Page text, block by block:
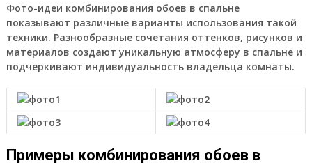
Фото-идеи комбинирования обоев в спальне
показывают различные варианты использования такой
техники. Разнообразные сочетания оттенков, рисунков и
материалов создают уникальную атмосферу в спальне и
подчеркивают индивидуальность владельца комнаты.
Примеры комбинирования обоев в